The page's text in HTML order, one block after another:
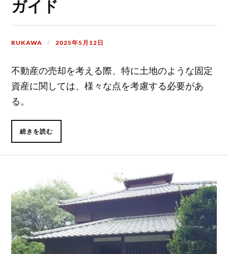
ガイド
RUKAWA 2025年5月12日
不動産の売却を考える際、特に土地のような固定
資産に関しては、様々な点を考慮する必要があ
る。
続きを読む